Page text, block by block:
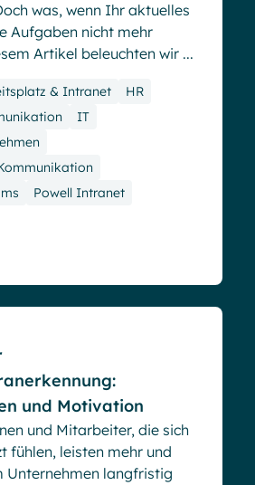
was, wenn Ihr aktuelles
Aufgaben nicht mehr
Artikel beleuchten wir ...
& Intranet
HR
IT
Powell Intranet
und Motivation
und Mitarbeiter, die sich
fühlen, leisten mehr und
Unternehmen langfristig